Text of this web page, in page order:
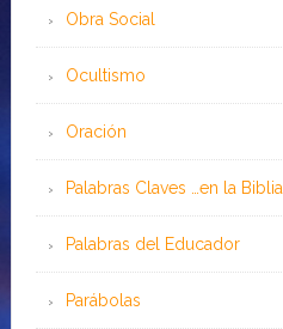
Obra Social
Ocultismo
Oración
Palabras Claves …en la Biblia
Palabras del Educador
Parábolas